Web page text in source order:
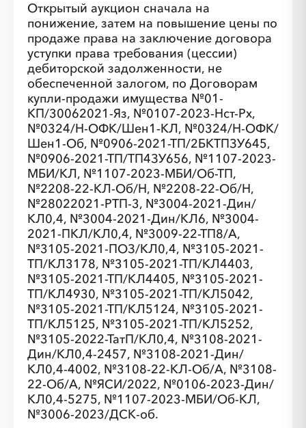
Открытый аукцион сначала на
понижение, затем на повышение цены по
продаже права на заключение договора
уступки права требования (цессии)
дебиторской задолженности, не
обеспеченной залогом, по Договорам
купли-продажи имущества №01-
КП/30062021-Яз, №0107-2023-Нст-Рх,
№0324/Н-ОФК/Шен1-КЛ, №0324/Н-ОФК/
Шен1-Об, №0906-2021-ТП/2БКТПЗУ645,
№0906-2021-ТП/ТП4ЗУ656, №1107-2023-
МБИ/КЛ, №1107-2023-МБИ/Об-ТП,
№2208-22-КЛ-Об/Н, №2208-22-Об/Н,
№28022021-РТП-3, №3004-2021-Дин/
КЛ0,4, №3004-2021-Дин/КЛ6, №3004-
2021-ПКЛ/КЛ0,4, №3009-22-ТП8/А,
№3105-2021-ПОЗ/КЛ0,4, №3105-2021-
ТП/КЛ3178, №3105-2021-ТП/КЛ4403,
№3105-2021-ТП/КЛ4405, №3105-2021-
ТП/КЛ4930, №3105-2021-ТП/КЛ5042,
№3105-2021-ТП/КЛ5124, №3105-2021-
ТП/КЛ5125, №3105-2021-ТП/КЛ5252,
№3105-2022-ТатП/КЛ0,4, №3108-2021-
Дин/КЛ0,4-2457, №3108-2021-Дин/
КЛ0,4-4002, №3108-22-КЛ-Об/А, №3108-
22-Об/А, №ЯСИ/2022, №0106-2023-Дин/
КЛ0,4-5275, №1107-2023-МБИ/Об-КЛ,
№3006-2023/ДСК-об.
░ ░░
░
░
░░░
░
░
░
░
░
░░ ░
░
░
░
░
░